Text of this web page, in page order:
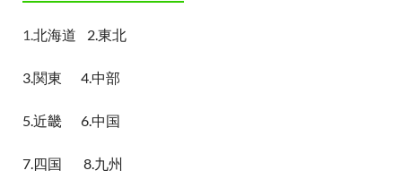
1. 北海道 2.東北
3.関東 4.中部
5.近畿 6.中国
7.四国 8.九州